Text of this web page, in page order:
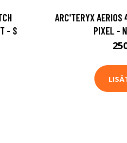
- S
ARC'TERYX AERIOS
PIXEL -